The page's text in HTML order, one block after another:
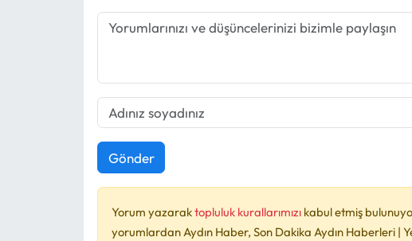
Gönder
Yorum yazaraktopluluk kurallarımızı kabul etmiş
yorumlardan Aydın Haber, Son Dakika Aydın Haberleri |